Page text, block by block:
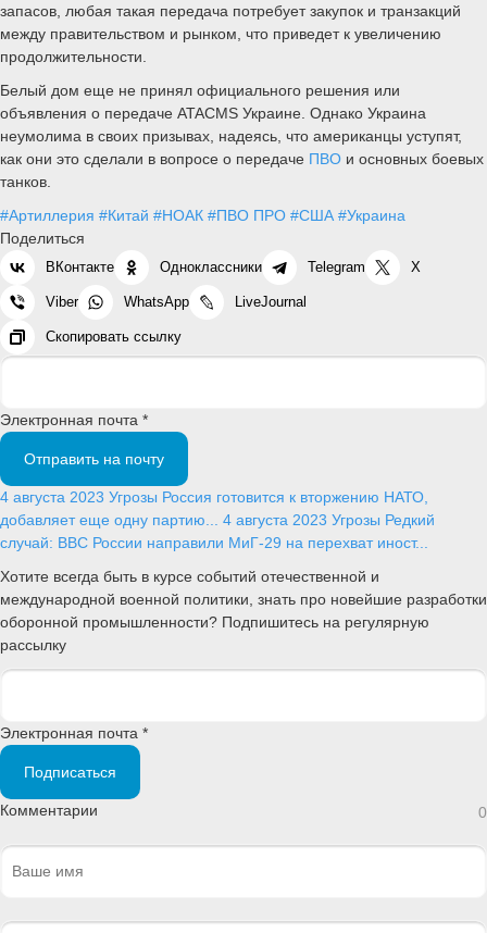
запасов, любая такая передача потребует закупок и транзакций
между правительством и рынком, что приведет к увеличению
продолжительности.
Белый дом еще не принял официального решения или
объявления о передаче ATACMS Украине. Однако Украина
неумолима в своих призывах, надеясь, что американцы уступят,
как они это сделали в вопросе о передаче ПВО и основных боевых
танков.
#Артиллерия #Китай #НОАК #ПВО ПРО #США #Украина
Поделиться
ВКонтакте Одноклассники Telegram X
Viber WhatsApp LiveJournal
Скопировать ссылку
Электронная почта *
Отправить на почту
4 августа 2023 Угрозы Россия готовится к вторжению НАТО,
добавляет еще одну партию... 4 августа 2023 Угрозы Редкий
случай: ВВС России направили МиГ-29 на перехват иност...
Хотите всегда быть в курсе событий отечественной и
международной военной политики, знать про новейшие разработки
оборонной промышленности? Подпишитесь на регулярную
рассылку
Электронная почта *
Подписаться
Комментарии 0